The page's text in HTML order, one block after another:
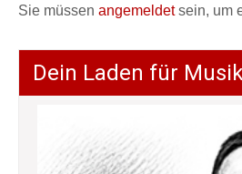
Sie müssen angemeldetsein, um
Dein Laden für